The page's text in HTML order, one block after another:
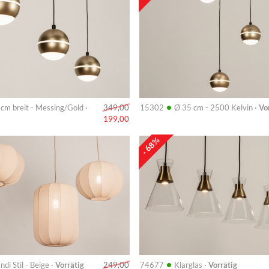
breit - Messing/Gold ·
349,00
199,00
15302 • Ø 35 cm - 2500 Kelvin ·
Stil - Beige · Vorrätig
249,00
- 68%
74677 • Klarglas · Vorrätig
Info